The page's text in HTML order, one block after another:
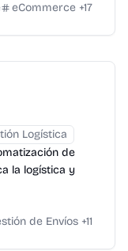
eCommerce +17
Logística
de
la logística y
de Envíos +11